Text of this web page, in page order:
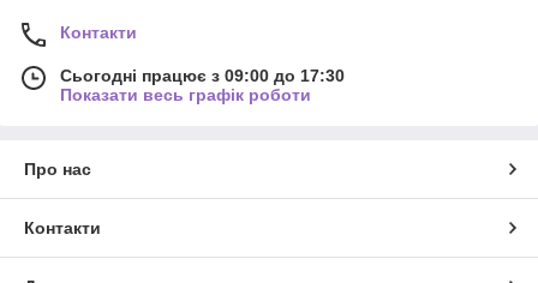
Контакти
Сьогодні працює з 09:00 до 17:30
Показати весь графік роботи
Про нас
Контакти